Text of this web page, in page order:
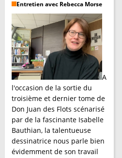
Entretien avec Rebecca Morse
A
l'occasion de la sortie du
troisième et dernier tome de
Don Juan des Flots scénarisé
par de la fascinante Isabelle
Bauthian, la talentueuse
dessinatrice nous parle bien
évidemment de son travail